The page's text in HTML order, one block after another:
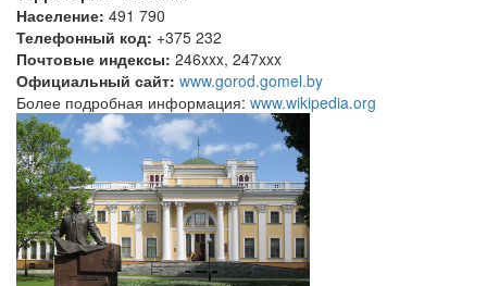
Население: 491 790
Телефонный код: +375 232
Почтовые индексы: 246xxx, 247xxx
Официальный сайт: www.gorod.gomel.by
Более подробная информация: www.wikipedia.org